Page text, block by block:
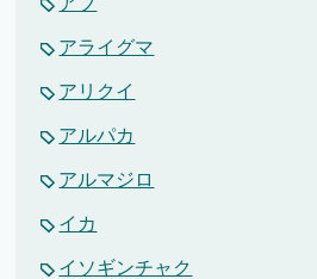
アライグマ
アリクイ
アルパカ
アルマジロ
イカ
イソギンチャク